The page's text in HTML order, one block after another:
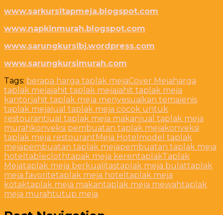
www.sarkursitapmeja.blogspot.com
www.napkinmurah.blogspot.com
www.sarungkursibj.wordpress.com
www.sarungkursimurah.com
Tags: berapa harga taplak mejaCover Meja harga
taplak mejajahit taplak mejajahit taplak meja
kantorjahit taplak meja menyesuaikan temajenis
taplak mejajual taplak meja cocok untuk
restourantjual taplak meja makanjual taplak meja
murah konveksi pembuatan taplak meja konveksi
taplak meja restourantMeja Hotel model taplak
mejapembuatan taplak mejapembuatan taplak meja
hotel tableclothtapak meja kerentaplakTaplak
Mejataplak meja berkualitastaplak meja bulattaplak
meja favoritetaplak meja hotel taplak meja
kotaktaplak meja makantaplak meja mewahtaplak
meja murahtutup meja